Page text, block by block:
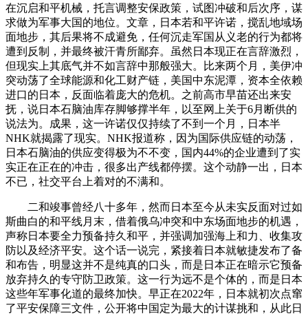
在沉启和平机械，托言调整安保政策，试图冲破和后次序，谋
求做为军事大国的地位。文章，日本若和平许诺，搅乱地域场
面地步，其后果将不成避免，任何沉走军国从义老的行为都将
遭到反制，并最终被汗青所鄙弃。虽然日本现正在言辞激烈，
但现实上其底气并不如言辞中那般强大。比来两个月，美伊冲
突动荡了全球能源和化工财产链，美国中东泥潭，资本全依赖
进口的日本，反面临着庞大的危机。之前高市早苗还出来安
抚，说日本石脑油库存脚够撑半年，以至网上关于6月断供的
说法为。成果，这一许诺仅仅持续了不到一个月，日本半
NHK就揭露了现实。NHK报道称，因为国际供应链的动荡，
日本石脑油的供应变得极为不不变，国内44%的企业遭到了实
实正在正在的冲击，很多出产线都停摆。这个动静一出，日本
不已，社交平台上着对的不满和。
二和竣事曾经八十多年，然而日本至今从未实反面对过如
斯曲白的和平线月末，借着俄乌冲突和中东场面地步的机遇，
声称日本要全力预备持久和平，并强调加强海上和力、收集攻
防以及经济平安。这个话一说完，紧接着日本就敏捷发布了备
和布告，明显这并不是纯真的口头，而是日本正在暗示它预备
放弃持久的专守防卫政策。这一行为远不是个体的，而是日本
这些年军事化道的最终加快。早正在2022年，日本就初次点窜
了平安保障三文件，公开将中国定为最大的计谋挑和，从此日